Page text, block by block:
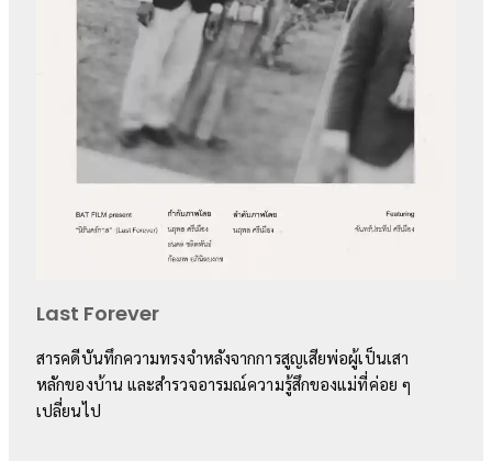
Last Forever
สารคดีบันทึกความทรงจำหลังจากการสูญเสียพ่อผู้เป็นเสา
หลักของบ้าน และสำรวจอารมณ์ความรู้สึกของแม่ที่ค่อย ๆ
เปลี่ยนไป